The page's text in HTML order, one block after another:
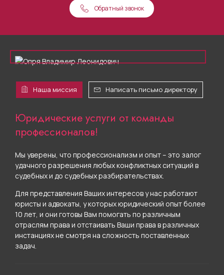
Обратный звонок
Наша миссия Написать письмо директору
Юридические услуги от команды
профессионалов!
Мы уверены, что профессионализм и опыт – это залог
удачного разрешения любых конфликтных ситуаций в
судебных и до судебных разбирательствах.
Для представления Ваших интересов у нас работают
юристы и адвокаты, у которых юридический опыт более
10 лет, и они готовы Вам помогать по различным
отраслям права и отстаивать Ваши права в различных
инстанциях не смотря на сложность поставленных
задач.